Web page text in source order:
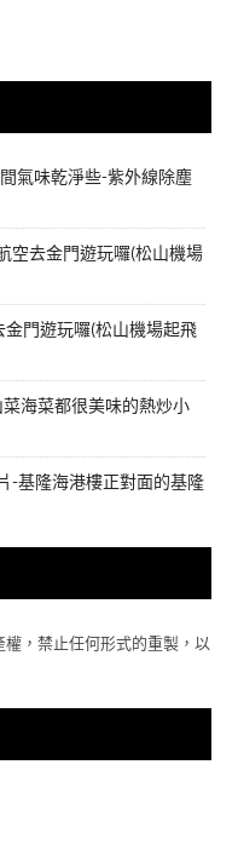
氣味乾淨些-紫外線除塵
空去金門遊玩囉(松山機場
金門遊玩囉(松山機場起飛
菜海菜都很美味的熱炒小
-基隆海港樓正對面的基隆
，禁止任何形式的重製，以